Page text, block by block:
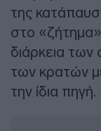
της
στο «ζήτημα»
διάρκεια
των κρατών
την ίδια πηγή.